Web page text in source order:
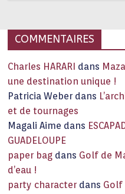
COMMENTAIRES
Charles HARARI dans
une destination unique !
Patricia Weber dans
et de tournages
Magali Aime dans
GUADELOUPE
paper bag dans Golf de
d’eau !
party character dans Golf